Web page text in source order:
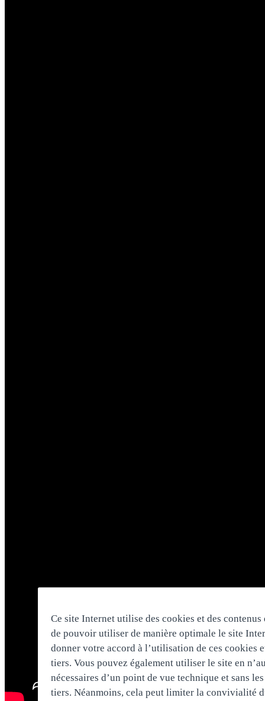
Ce site Internet utilise des cookies et des
de pouvoir utiliser de manière optimale le site
donner votre accord à l’utilisation de ces cookies
tiers. Vous pouvez également utiliser le site en
nécessaires d’un point de vue technique et sans
tiers. Néanmoins, cela peut limiter la convivialité